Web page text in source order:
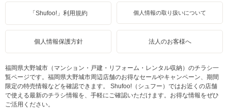
「Shufoo!」利用規約 個人情報の取り扱いについて
個人情報保護方針 法人のお客様へ
福岡県大野城市（マンション・戸建・リフォーム・レンタル収納）のチラシ一
覧ページです。福岡県大野城市周辺店舗のお得なセールやキャンペーン、期間
限定の特売情報などを確認できます。 Shufoo!（シュフー）ではお近くの店舗
で使える最新のチラシ情報を、手軽にご確認いただけます。お得な情報をぜひ
ご活用ください。